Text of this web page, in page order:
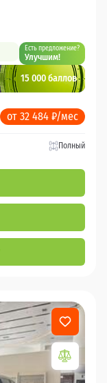
Есть предложение?
Улучшим!
15 000 баллов
от 32 484 ₽/мес
Полный